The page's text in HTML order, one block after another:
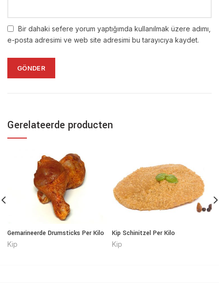
Bir dahaki sefere yorum yaptığımda kullanılmak üzere adımı,
e-posta adresimi ve web site adresimi bu tarayıcıya kaydet.
Gerelateerde producten
Gemarineerde Drumsticks Per Kilo
Kip
Kip Schinitzel Per Kilo
Kip